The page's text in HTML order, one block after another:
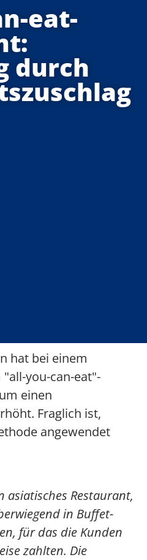
eat-
durch
hat bei einem
you-can-eat"-
einen
Fraglich ist,
angewendet
asiatisches Restaurant,
in Buffet-
für das die Kunden
zahlten. Die